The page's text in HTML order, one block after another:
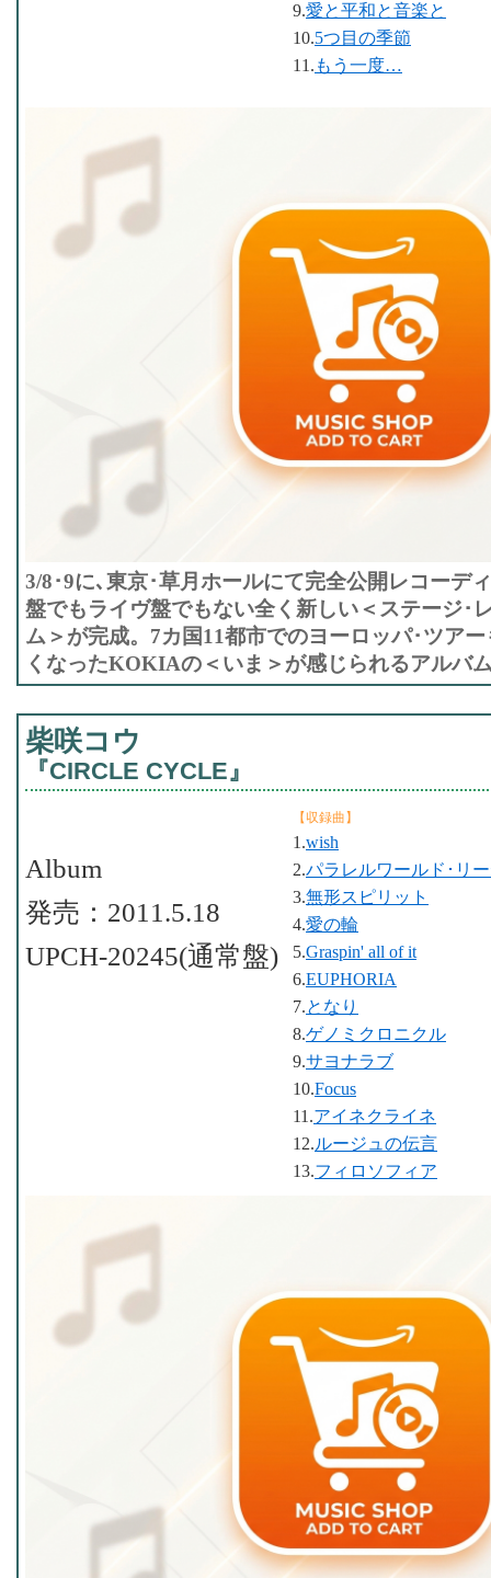
9.愛と平和と音楽と
10.5つ目の季節
11. もう一度…
3/8･9に､東京･草月ホールにて完全公開レコーデ
盤でもライヴ盤でもない全く新しい＜ステージ･
ム＞が完成。7カ国11都市でのヨーロッパ･ツア
くなったKOKIAの＜いま＞が感じられるアルバ
柴咲コウ
『CIRCLE CYCLE』
【収録曲】
1.wish
2.パラレルワールド･リ
3.無形スピリット
4.愛の輪
5.Graspin' all of it
6.EUPHORIA
7.となり
8.ゲノミクロニクル
9.サヨナラブ
10.Focus
11.アイネクライネ
12.ルージュの伝言
13.フィロソフィア
Album
発売：2011.5.18
UPCH-20245(通常盤)